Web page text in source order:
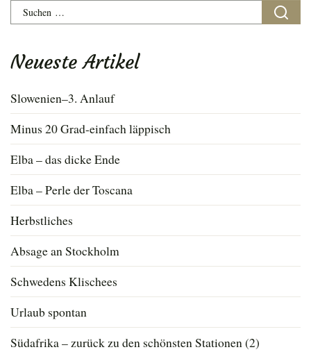
Suchen
nach:
Neueste Artikel
Slowenien–3. Anlauf
Minus 20 Grad-einfach läppisch
Elba – das dicke Ende
Elba – Perle der Toscana
Herbstliches
Absage an Stockholm
Schwedens Klischees
Urlaub spontan
Südafrika – zurück zu den schönsten Stationen (2)